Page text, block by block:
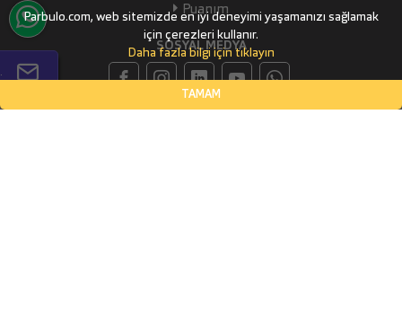
Puanım
SOSYAL MEDYA
Parbulo.com, web sitemizde en iyi deneyimi yaşamanızı sağlamak
için çerezleri kullanır.
Daha fazla bilgi için tıklayın
TAMAM